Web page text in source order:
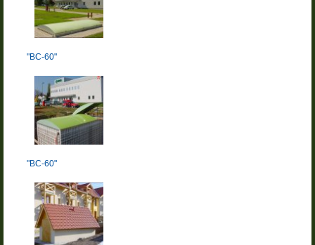
"BC-60"
"BC-60"